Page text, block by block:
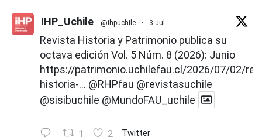
IHP_Uchile @ihpuchile · 3 Jul
Revista Historia y Patrimonio publica su
octava edición Vol. 5 Núm. 8 (2026): Junio
https://patrimonio.uchilefau.cl/2026/07/02/
historia-... @RHPfau @revistasuchile
@sisibuchile @MundoFAU_uchile
1 2 Twitter